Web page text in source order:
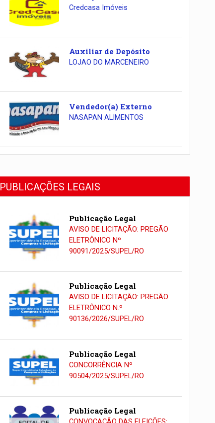
Credcasa Imóveis
Auxiliar de Depósito
LOJAO DO MARCENEIRO
Vendedor(a) Externo
NASAPAN ALIMENTOS
PUBLICAÇÕES LEGAIS
Publicação Legal
AVISO DE LICITAÇÃO: PREGÃO
ELETRÔNICO Nº
90091/2025/SUPEL/RO
Publicação Legal
AVISO DE LICITAÇÃO: PREGÃO
ELETRÔNICO N.º
90136/2026/SUPEL/RO
Publicação Legal
CONCORRÊNCIA Nº
90504/2025/SUPEL/RO
Publicação Legal